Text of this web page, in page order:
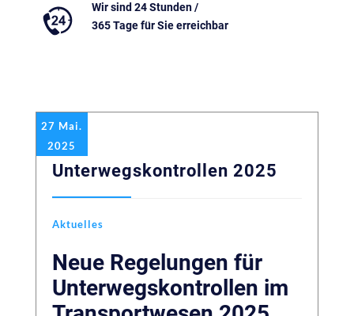
Wir sind 24 Stunden /
365 Tage für Sie erreichbar
Unterwegskontrollen 2025
27 Mai.
2025
Aktuelles
Neue Regelungen für
Unterwegskontrollen im